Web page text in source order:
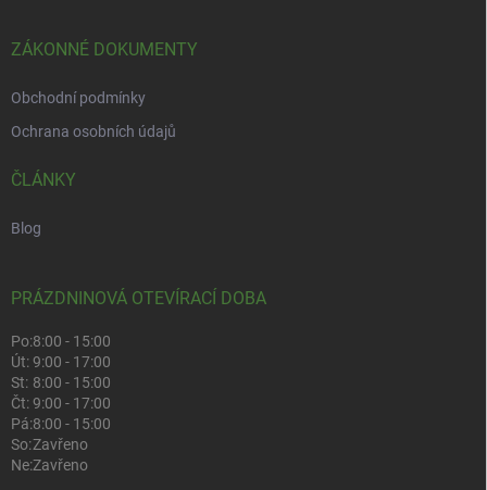
ZÁKONNÉ DOKUMENTY
Obchodní podmínky
Ochrana osobních údajů
ČLÁNKY
Blog
PRÁZDNINOVÁ OTEVÍRACÍ DOBA
Po:8:00 - 15:00
Út:9:00 - 17:00
St: 8:00 - 15:00
Čt:9:00 - 17:00
Pá:8:00 - 15:00
So:Zavřeno
Ne:Zavřeno